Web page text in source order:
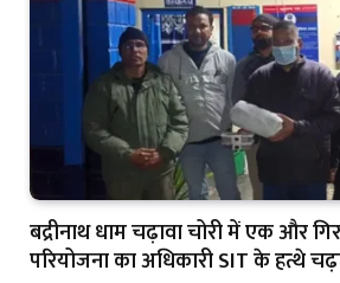
बद्रीनाथ धाम चढ़ावा चोरी में एक और
परियोजना का अधिकारी SIT के हत्थे